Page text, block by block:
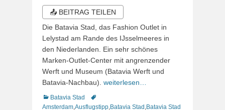
📤 BEITRAG TEILEN
Die Batavia Stad, das Fashion Outlet in
Lelystad am Rande des IJsselmeeres in
den Niederlanden. Ein sehr schönes
Marken-Outlet-Center mit angrenzender
Werft und Museum (Batavia Werft und
Batavia-Nachbau). weiterlesen…
Kategorien
Batavia Stad
Schlagworte
Amsterdam Ausflugstipp Batavia Stad Batavia Stad